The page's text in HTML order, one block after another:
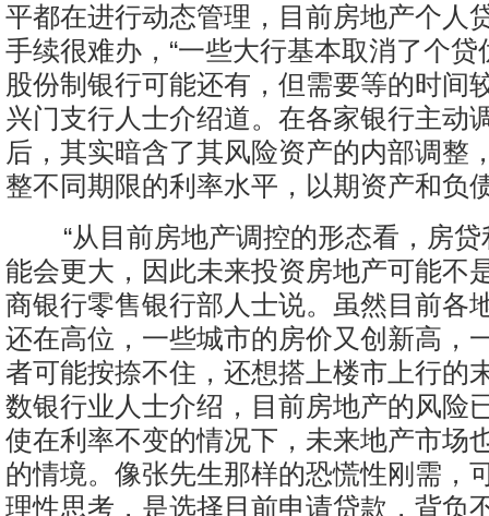
平都在进行动态管理，目前房地产个人
手续很难办，“一些大行基本取消了个
股份制银行可能还有，但需要等的时间
兴门支行人士介绍道。在各家银行主动
后，其实暗含了其风险资产的内部调整
整不同期限的利率水平，以期资产和负
“从目前房地产调控的形态看，房
能会更大，因此未来投资房地产可能不
商银行零售银行部人士说。虽然目前各
还在高位，一些城市的房价又创新高，
者可能按捺不住，还想搭上楼市上行的
数银行业人士介绍，目前房地产的风险
使在利率不变的情况下，未来地产市场
的情境。像张先生那样的恐慌性刚需，
理性思考，是选择目前申请贷款，背负